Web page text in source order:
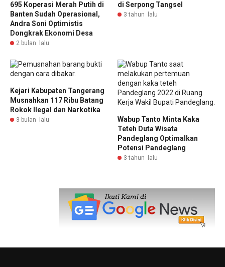
695 Koperasi Merah Putih di
Banten Sudah Operasional,
Andra Soni Optimistis
Dongkrak Ekonomi Desa
2 bulan lalu
di Serpong Tangsel
3 tahun lalu
Kejari Kabupaten Tangerang
Musnahkan 117 Ribu Batang
Rokok Ilegal dan Narkotika
3 bulan lalu
Wabup Tanto Minta Kaka
Teteh Duta Wisata
Pandeglang Optimalkan
Potensi Pandeglang
3 tahun lalu